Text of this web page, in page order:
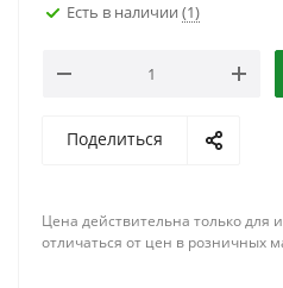
Есть в наличии (1)
Поделиться
Цена действительна только для
отличаться от цен в розничных